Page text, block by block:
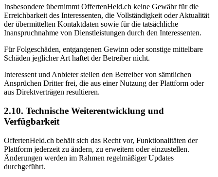
Insbesondere übernimmt OffertenHeld.ch keine Gewähr für die
Erreichbarkeit des Interessenten, die Vollständigkeit oder Aktualität
der übermittelten Kontaktdaten sowie für die tatsächliche
Inanspruchnahme von Dienstleistungen durch den Interessenten.
Für Folgeschäden, entgangenen Gewinn oder sonstige mittelbare
Schäden jeglicher Art haftet der Betreiber nicht.
Interessent und Anbieter stellen den Betreiber von sämtlichen
Ansprüchen Dritter frei, die aus einer Nutzung der Plattform oder
aus Direktverträgen resultieren.
2.10. Technische Weiterentwicklung und
Verfügbarkeit
OffertenHeld.ch behält sich das Recht vor, Funktionalitäten der
Plattform jederzeit zu ändern, zu erweitern oder einzustellen.
Änderungen werden im Rahmen regelmäßiger Updates
durchgeführt.